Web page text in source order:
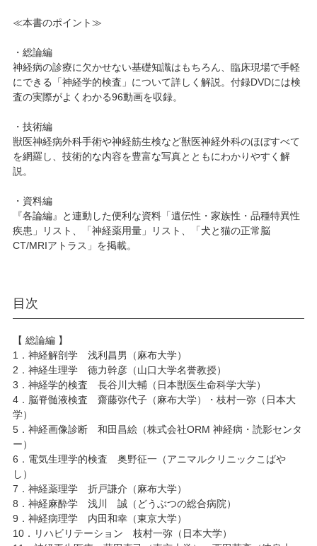
≪本書のポイント≫
・総論編
神経病の診療に欠かせない基礎知識はもちろん、臨床現場で手軽
にできる「神経学的検査」について詳しく解説。付録DVDには検
査の実際がよくわかる96動画を収録。
・技術編
獣医神経病外科手術や神経筋生検など獣医神経外科のほぼすべて
を網羅し、技術的な内容を豊富な写真とともにわかりやすく解
説。
・資料編
『各論編』と連動した便利な資料「遺伝性・家族性・品種特異性
疾患」リスト、「神経薬用量」リスト、「犬と猫の正常脳
CT/MRIアトラス」を掲載。
目次
【 総論編 】
1．神経解剖学 浅利昌男（麻布大学）
2．神経生理学 徳力幹彦（山口大学名誉教授）
3．神経学的検査 長谷川大輔（日本獣医生命科学大学）
4．脳脊髄液検査 齋藤弥代子（麻布大学）・枝村一弥（日本大
学）
5．神経画像診断 和田昌絵（株式会社ORM 神経病・読影センタ
ー）
6．電気生理学的検査 奥野征一（アニマルクリニックこばや
し）
7．神経薬理学 折戸謙介（麻布大学）
8．神経麻酔学 浅川 誠（どうぶつの総合病院）
9．神経病理学 内田和幸（東京大学）
10．リハビリテーション 枝村一弥（日本大学）